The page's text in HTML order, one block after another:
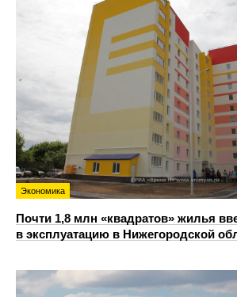
Экономика
Почти 1,8 млн «квадратов» жилья
в эксплуатацию в Нижегородской